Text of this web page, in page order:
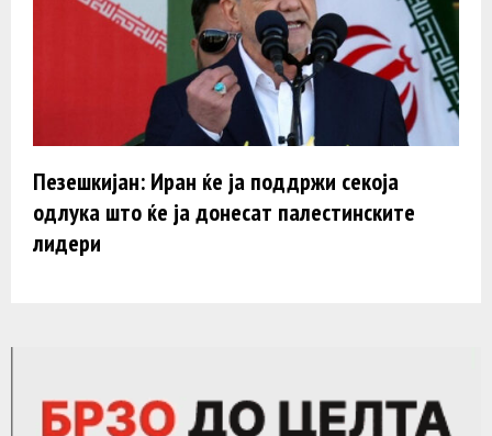
Пезешкијан: Иран ќе ја поддржи секоја
одлука што ќе ја донесат палестинските
лидери